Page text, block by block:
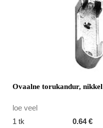
Ovaalne torukandur, nikkel
loe veel
1 tk
0.64 €